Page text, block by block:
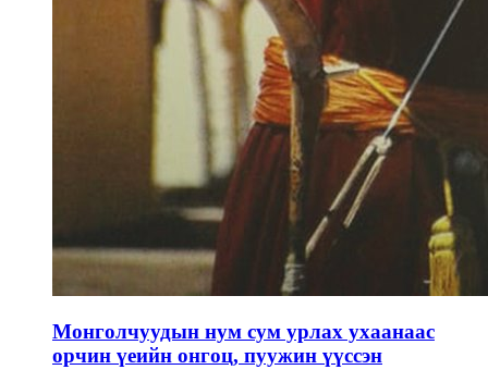
Монголчуудын нум сум урлах ухаанаас
орчин үеийн онгоц, пуужин үүссэн